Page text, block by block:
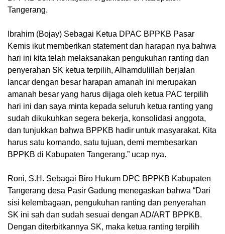
Tangerang.
Ibrahim (Bojay) Sebagai Ketua DPAC BPPKB Pasar
Kemis ikut memberikan statement dan harapan nya bahwa
hari ini kita telah melaksanakan pengukuhan ranting dan
penyerahan SK ketua terpilih, Alhamdulillah berjalan
lancar dengan besar harapan amanah ini merupakan
amanah besar yang harus dijaga oleh ketua PAC terpilih
hari ini dan saya minta kepada seluruh ketua ranting yang
sudah dikukuhkan segera bekerja, konsolidasi anggota,
dan tunjukkan bahwa BPPKB hadir untuk masyarakat. Kita
harus satu komando, satu tujuan, demi membesarkan
BPPKB di Kabupaten Tangerang.” ucap nya.
Roni, S.H. Sebagai Biro Hukum DPC BPPKB Kabupaten
Tangerang desa Pasir Gadung menegaskan bahwa “Dari
sisi kelembagaan, pengukuhan ranting dan penyerahan
SK ini sah dan sudah sesuai dengan AD/ART BPPKB.
Dengan diterbitkannya SK, maka ketua ranting terpilih